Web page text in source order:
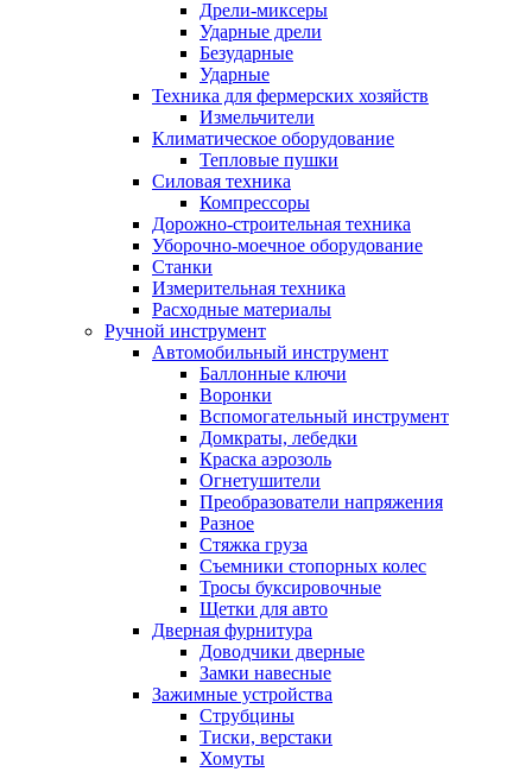
Дрели-миксеры
Ударные дрели
Безударные
Ударные
Техника для фермерских хозяйств
Измельчители
Климатическое оборудование
Тепловые пушки
Силовая техника
Компрессоры
Дорожно-строительная техника
Уборочно-моечное оборудование
Станки
Измерительная техника
Расходные материалы
Ручной инструмент
Автомобильный инструмент
Баллонные ключи
Воронки
Вспомогательный инструмент
Домкраты, лебедки
Краска аэрозоль
Огнетушители
Преобразователи напряжения
Разное
Стяжка груза
Съемники стопорных колес
Тросы буксировочные
Щетки для авто
Дверная фурнитура
Доводчики дверные
Замки навесные
Зажимные устройства
Струбцины
Тиски, верстаки
Хомуты